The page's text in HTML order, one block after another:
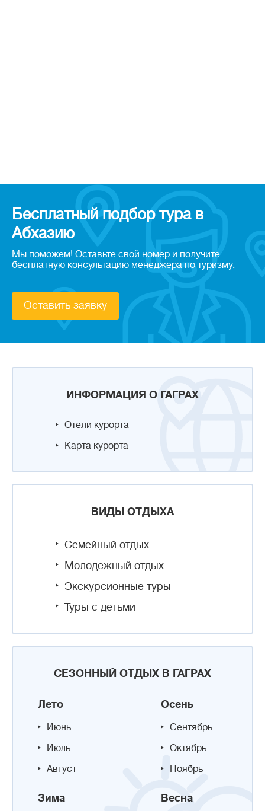
ИНФОРМАЦИЯ О ГАГРАХ
Отели курорта
Карта курорта
ВИДЫ ОТДЫХА
Семейный отдых
Молодежный отдых
Экскурсионные туры
Туры с детьми
СЕЗОННЫЙ ОТДЫХ В ГАГРАХ
Лето
Июнь
Июль
Август
Осень
Сентябрь
Октябрь
Ноябрь
Зима Весна
Бесплатный подбор тура в
Абхазию
Мы поможем! Оставьте свой номер и получите
бесплатную консультацию менеджера по туризму.
Оставить заявку